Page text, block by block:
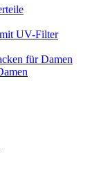
UV-Filter
für Damen